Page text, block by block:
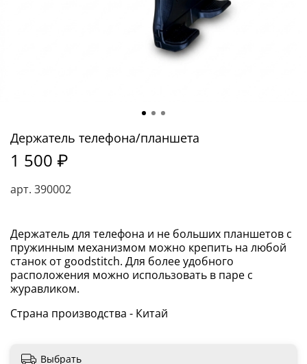
арт. 390002
Держатель телефона/планшета
1 500 ₽
Держатель для телефона и не больших планшетов с
пружинным механизмом можно крепить на любой
станок от goodstitch. Для более удобного
расположения можно использовать в паре с
журавликом.
Страна производства - Китай
Выбрать